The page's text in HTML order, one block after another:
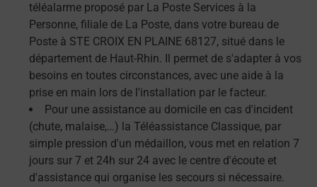
téléalarme proposé par La Poste Services à la
Personne, filiale de La Poste, dans votre bureau de
Poste à STE CROIX EN PLAINE 68127, situé dans le
département de Haut-Rhin. Il permet de s'adapter à vos
besoins en toutes circonstances, avec une aide à la
prise en main lors de l'installation par le facteur.
Pour une assistance au domicile en cas d'incident
(chute, malaise,…) la Téléassistance Classique, par
simple pression d'un médaillon, vous met en relation 7
jours sur 7 et 24h sur 24 avec le centre d'écoute et
d'assistance qui organise les secours si nécessaire.